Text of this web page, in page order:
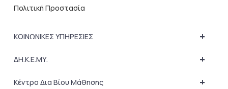
Πολιτική Προστασία
+
ΚΟΙΝΩΝΙΚΕΣ ΥΠΗΡΕΣΙΕΣ
+
ΔΗ.Κ.Ε.ΜΥ.
+
Κέντρο Δια Βίου Μάθησης